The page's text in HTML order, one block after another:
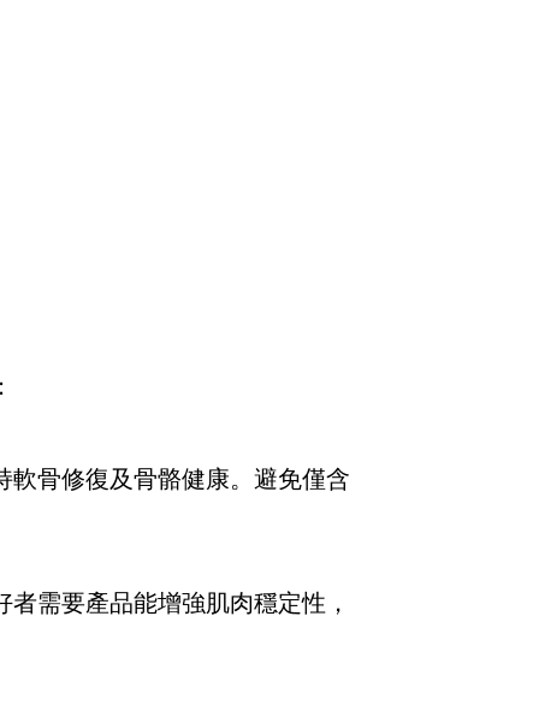
骨修復及骨骼健康。避免僅含
需要產品能增強肌肉穩定性，